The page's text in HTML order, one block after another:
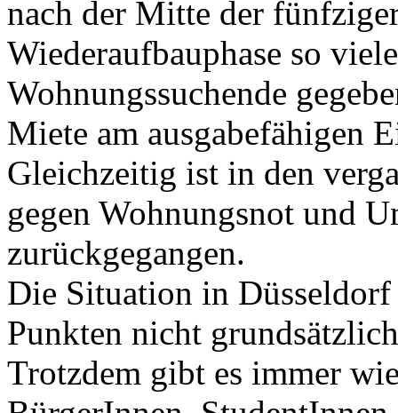
nach der Mitte der
Wiederaufbauphase so
Wohnungssuchende
Miete am ausgabefähigen
Gleichzeitig ist in den
gegen Wohnungsnot und
zurückgegangen.
Die Situation in
Punkten nicht
Trotzdem gibt es immer